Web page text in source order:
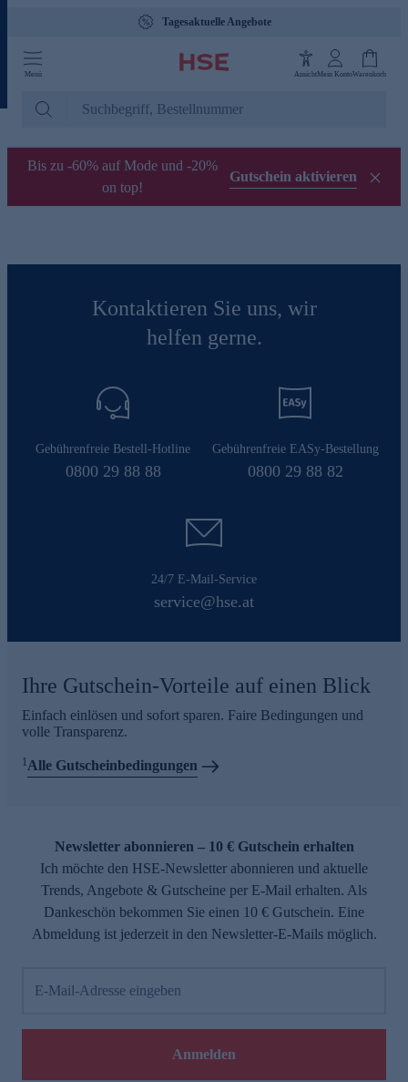
Tagesaktuelle Angebote
Menü AnsichtMein KontoWarenkorb
Bis zu -60% auf Mode und -20%
on top!
Gutschein aktivieren
Kontaktieren Sie uns, wir
helfen gerne.
Gebührenfreie Bestell-Hotline
0800 29 88 88
Gebührenfreie EASy-Bestellung
0800 29 88 82
24/7 E-Mail-Service
service@hse.at
Ihre Gutschein-Vorteile auf einen Blick
Einfach einlösen und sofort sparen. Faire Bedingungen und
volle Transparenz.
1Alle Gutscheinbedingungen
Newsletter abonnieren – 10 € Gutschein erhalten
Ich möchte den HSE-Newsletter abonnieren und aktuelle
Trends, Angebote & Gutscheine per E-Mail erhalten. Als
Dankeschön bekommen Sie einen 10 € Gutschein. Eine
Abmeldung ist jederzeit in den Newsletter-E-Mails möglich.
E-Mail-Adresse eingeben
Anmelden